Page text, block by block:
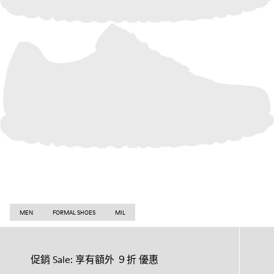
MEN FORMAL SHOES MIL
促銷 Sale: 享有額外 ９折 優惠